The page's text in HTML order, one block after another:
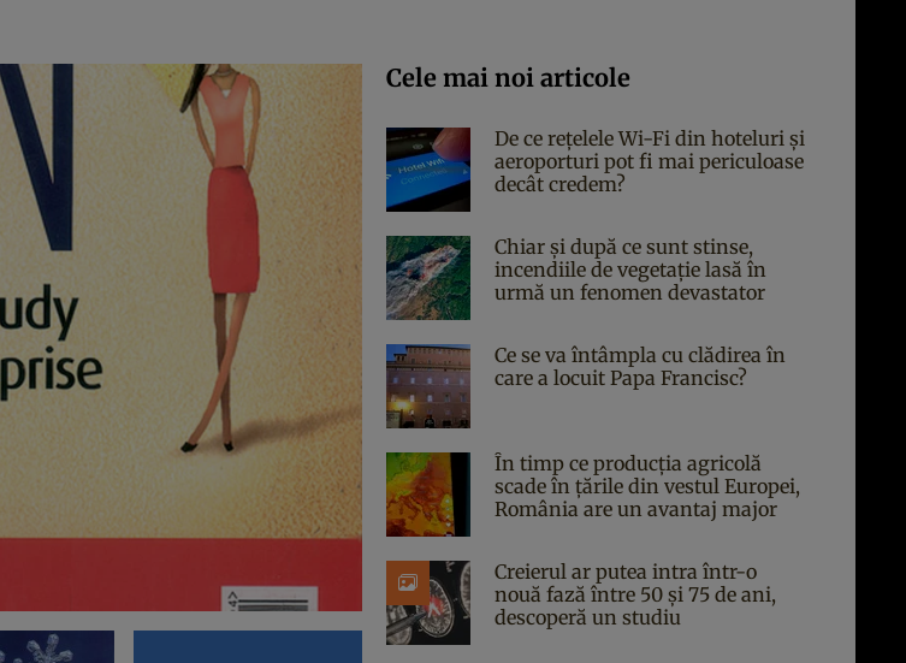
Cele mai noi articole
De ce rețelele Wi-Fi din hoteluri și
aeroporturi pot fi mai periculoase
decât credem?
Chiar și după ce sunt stinse,
incendiile de vegetație lasă în
urmă un fenomen devastator
Ce se va întâmpla cu clădirea în
care a locuit Papa Francisc?
În timp ce producția agricolă
scade în țările din vestul Europei,
România are un avantaj major
Creierul ar putea intra într-o
nouă fază între 50 și 75 de ani,
descoperă un studiu